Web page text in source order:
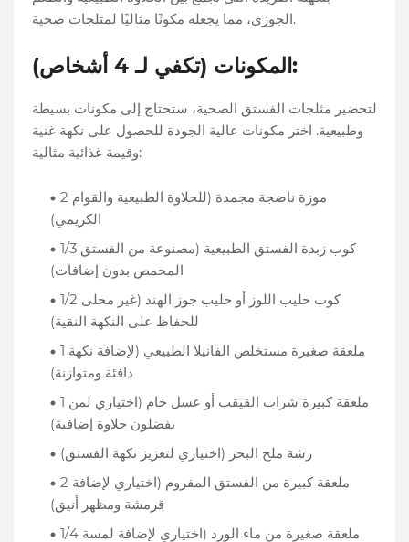
الجوزي، مما يجعله مكونًا مثاليًا لمثلجات صحية.
المكونات (تكفي لـ 4 أشخاص):
لتحضير مثلجات الفستق الصحية، ستحتاج إلى مكونات بسيطة
وطبيعية. اختر مكونات عالية الجودة للحصول على نكهة غنية
وقيمة غذائية مثالية:
2 موزة ناضجة مجمدة (للحلاوة الطبيعية والقوام
الكريمي)
1/3 كوب زبدة الفستق الطبيعية (مصنوعة من الفستق
المحمص بدون إضافات)
1/2 كوب حليب اللوز أو حليب جوز الهند (غير محلى
للحفاظ على النكهة النقية)
1 ملعقة صغيرة مستخلص الفانيلا الطبيعي (لإضافة نكهة
دافئة ومتوازنة)
1 ملعقة كبيرة شراب القيقب أو عسل خام (اختياري لمن
يفضلون حلاوة إضافية)
رشة ملح البحر (اختياري لتعزيز نكهة الفستق)
2 ملعقة كبيرة من الفستق المفروم (اختياري لإضافة
قرمشة ومظهر أنيق)
1/4 ملعقة صغيرة من ماء الورد (اختياري لإضافة لمسة